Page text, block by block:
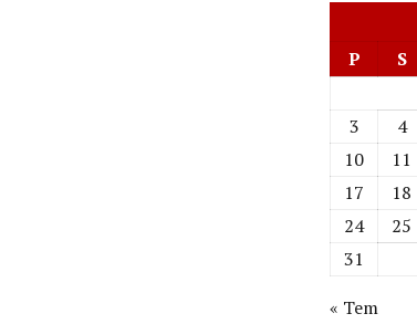
P
S
3
4
10
11
17
18
24
25
31
« Tem